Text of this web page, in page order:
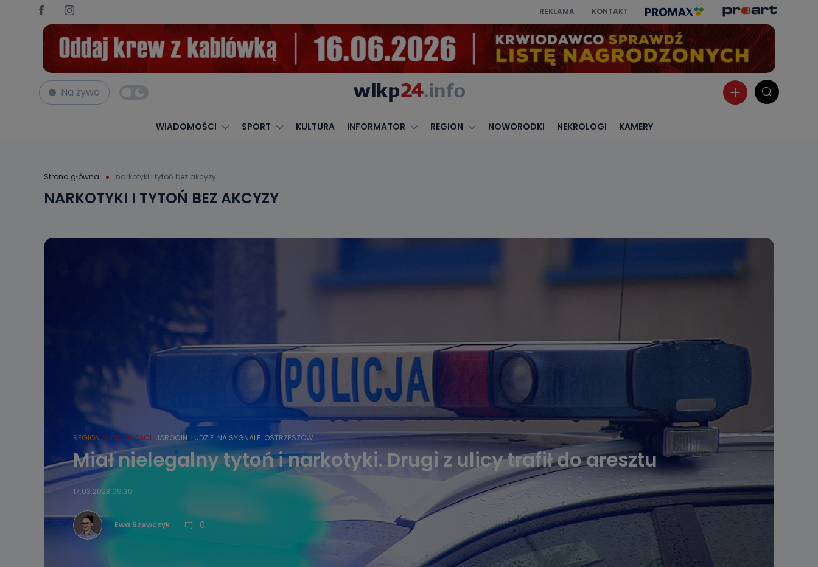
REKLAMA KONTAKT
Na żywo
WIADOMOŚCI SPORT KULTURA INFORMATOR REGION NOWORODKI NEKROLOGI KAMERY
Strona główna narkotyki i tytoń bez akcyzy
NARKOTYKI I TYTOŃ BEZ AKCYZY
REGION WIADOMOŚCI JAROCIN LUDZIE NA SYGNALE OSTRZESZÓW
Miał nielegalny tytoń i narkotyki. Drugi z ulicy trafił do aresztu
17.03.2023 09:30
Ewa Szewczyk 0